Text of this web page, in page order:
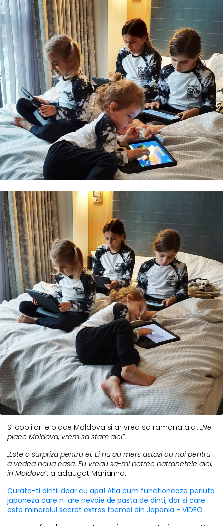
Si copiilor le place Moldova si ar vrea sa ramana aici.„Ne
place Moldova, vrem sa stam aici”.
„Este o surpriza pentru ei. Ei nu au mers astazi cu noi pentru
a vedea noua casa. Eu vreau sa-mi petrec batranetele aici,
in Moldova”, a adaugat Marianna.
Curata-ti dintii doar cu apa! Afla cum functioneaza periuta
japoneza care n-are nevoie de pasta de dinti, dar si care
este mineralul secret extras tocmai din Japonia - VIDEO